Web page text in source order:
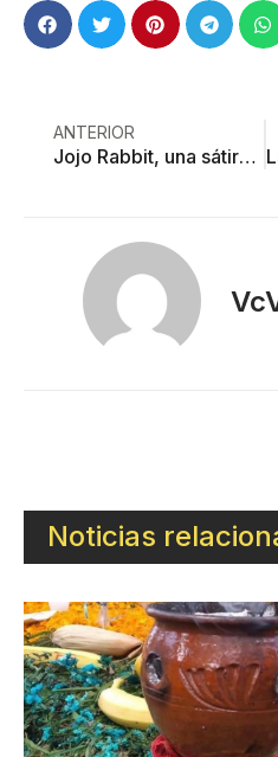
ANTERIOR
Jojo Rabbit, una sátira malograda acerca del nazismo
Noticias